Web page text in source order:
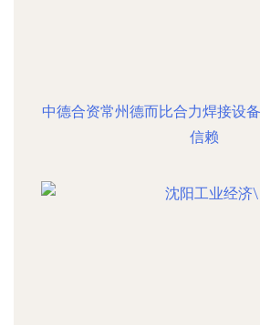
中德合资常州德而比合力焊接设
信赖